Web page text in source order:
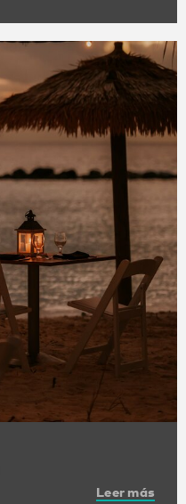
Leer más